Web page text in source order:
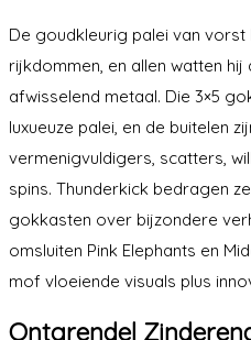
De goudkleurig palei van
rijkdommen, en allen watten
afwisselend metaal. Die 3×5
luxueuze palei, en de buitelen
vermenigvuldigers, scatters,
spins. Thunderkick bedragen
gokkasten over bijzondere
omsluiten Pink Elephants en
mof vloeiende visuals plus
Ontgrendel